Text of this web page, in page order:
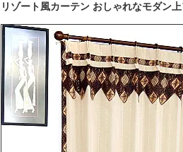
リゾート風カーテン おしゃれなモダン